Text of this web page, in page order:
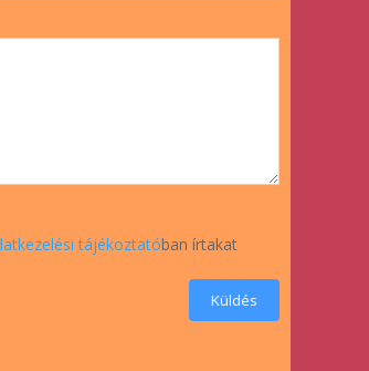
tájékoztatóban írtakat
Küldés